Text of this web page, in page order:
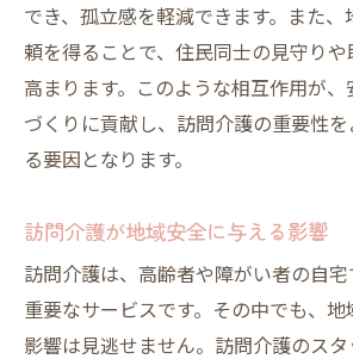
でき、孤立感を軽減できます。また
頼を得ることで、住民同士の見守り
高まります。このような相互作用が
づくりに貢献し、訪問介護の重要性
る要因となります。
訪問介護が地域安全に与える影響
訪問介護は、高齢者や障がい者の自
重要なサービスです。その中でも、
影響は見逃せません。訪問介護のス